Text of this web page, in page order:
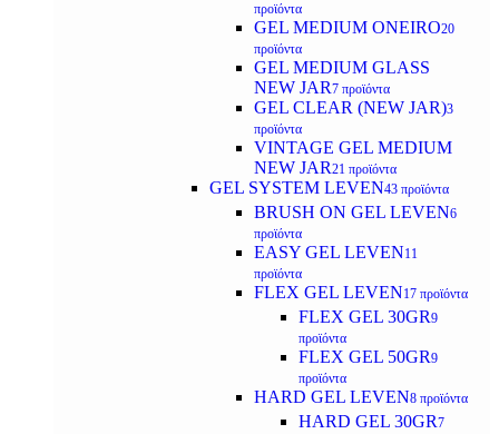
προϊόντα
GEL MEDIUM ONEIRO20
προϊόντα
GEL MEDIUM GLASS
NEW JAR7 προϊόντα
GEL CLEAR (NEW JAR)3
προϊόντα
VINTAGE GEL MEDIUM
NEW JAR21 προϊόντα
GEL SYSTEM LEVEN43 προϊόντα
BRUSH ON GEL LEVEN6
προϊόντα
EASY GEL LEVEN11
προϊόντα
FLEX GEL LEVEN17 προϊόντα
FLEX GEL 30GR9
προϊόντα
FLEX GEL 50GR9
προϊόντα
HARD GEL LEVEN8 προϊόντα
HARD GEL 30GR7